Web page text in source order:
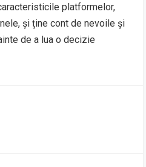
platformelor,
și ține cont de nevoile și
de a lua o decizie